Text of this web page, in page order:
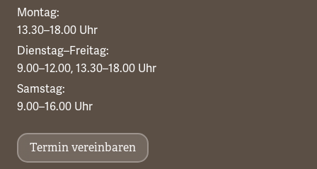
Montag:
13.30–18.00 Uhr
Dienstag–Freitag:
9.00–12.00, 13.30–18.00 Uhr
Samstag:
9.00–16.00 Uhr
Termin vereinbaren